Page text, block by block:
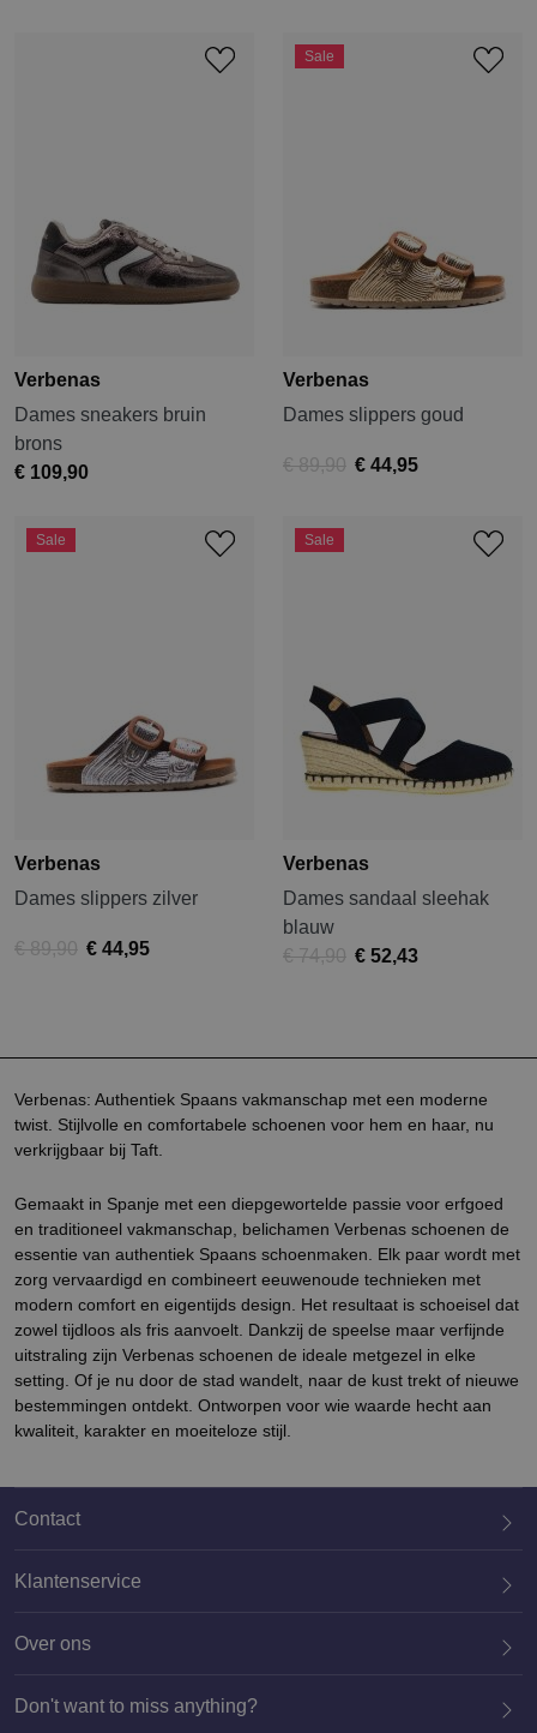
Verbenas: Authentiek Spaans vakmanschap met een moderne
twist. Stijlvolle en comfortabele schoenen voor hem en haar, nu
verkrijgbaar bij Taft.
Verbenas
Dames sneakers bruin
brons
€ 109,90
Sale
Verbenas
Dames slippers goud
€ 89,90 € 44,95
Sale
Verbenas
Dames slippers zilver
€ 89,90 € 44,95
Sale
Verbenas
Dames sandaal sleehak
blauw
€ 74,90 € 52,43
Gemaakt in Spanje met een diepgewortelde passie voor erfgoed
en traditioneel vakmanschap, belichamen Verbenas schoenen de
essentie van authentiek Spaans schoenmaken. Elk paar wordt met
zorg vervaardigd en combineert eeuwenoude technieken met
modern comfort en eigentijds design. Het resultaat is schoeisel dat
zowel tijdloos als fris aanvoelt. Dankzij de speelse maar verfijnde
uitstraling zijn Verbenas schoenen de ideale metgezel in elke
setting. Of je nu door de stad wandelt, naar de kust trekt of nieuwe
bestemmingen ontdekt. Ontworpen voor wie waarde hecht aan
kwaliteit, karakter en moeiteloze stijl.
Contact
020 659 3444
Klantenservice
Over ons
Don't want to miss anything?